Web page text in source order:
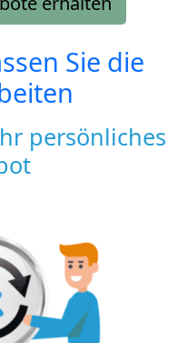
Sie die
persönliches